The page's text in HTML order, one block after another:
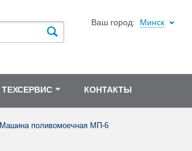
Ваш город: Минск
ТЕХСЕРВИС КОНТАКТЫ
Машина поливомоечная МП-6